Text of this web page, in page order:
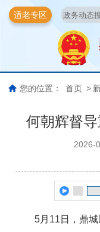
适老专区
您的位置： 首页 >
何朝辉督
2026-
5月11日，鼎